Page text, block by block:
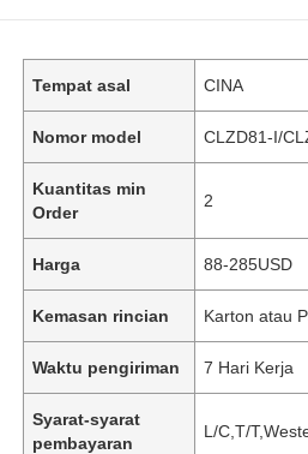
Tempat asal CINA
Nomor model CLZD81-I/
Kuantitas min
Order
2
Harga 88-285USD
Kemasan rincian Karton atau
Waktu pengiriman 7 Hari Kerja
Syarat-syarat
pembayaran
L/C,T/